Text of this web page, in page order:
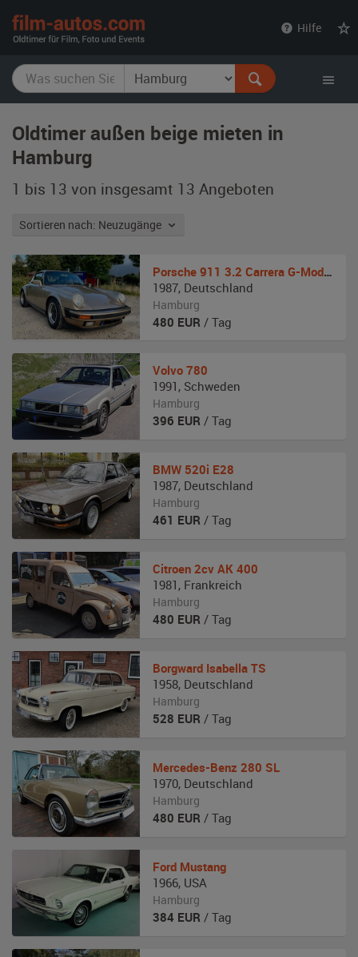
Hilfe
Oldtimer außen beige mieten in
Hamburg
1 bis 13 von insgesamt 13 Angeboten
Sortieren nach: Neuzugänge
Porsche 911 3.2 Carrera G-Modell
1987, Deutschland
Hamburg
480 EUR / Tag
Volvo 780
1991 , Schweden
Hamburg
396 EUR / Tag
BMW 520i E28
1987, Deutschland
Hamburg
461 EUR / Tag
Citroen 2cv AK 400
1981 , Frankreich
Hamburg
480 EUR / Tag
Borgward Isabella TS
1958, Deutschland
Hamburg
528 EUR / Tag
Mercedes-Benz 280 SL
1970, Deutschland
Hamburg
480 EUR / Tag
Ford Mustang
1966, USA
Hamburg
384 EUR / Tag